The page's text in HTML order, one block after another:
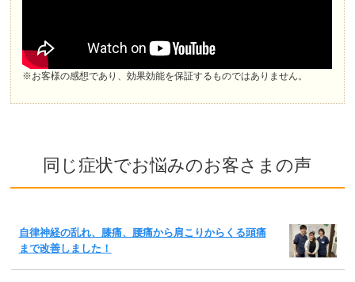
※お客様の感想であり、効果効能を保証するものではありません。
同じ症状でお悩みのお客さまの声
自律神経の乱れ、膝痛、腰痛から肩こりからくる頭痛
まで改善しました！